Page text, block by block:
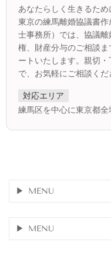
あなたらしく生きるため
東京の練馬離婚協議書
士事務所）では、協議
権、財産分与のご相談
ートいたします。親切
で、お気軽にご相談くだ
対応エリア
練馬区を中心に東京都全
MENU
MENU